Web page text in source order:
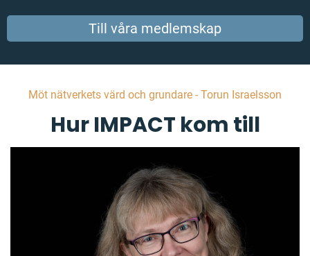
Till våra medlemskap
Möt nätverkets värd och grundare - Torun Israelsson
Hur IMPACT kom till